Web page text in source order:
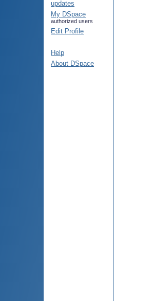
updates
My DSpace
authorized users
Edit Profile
Help
About DSpace